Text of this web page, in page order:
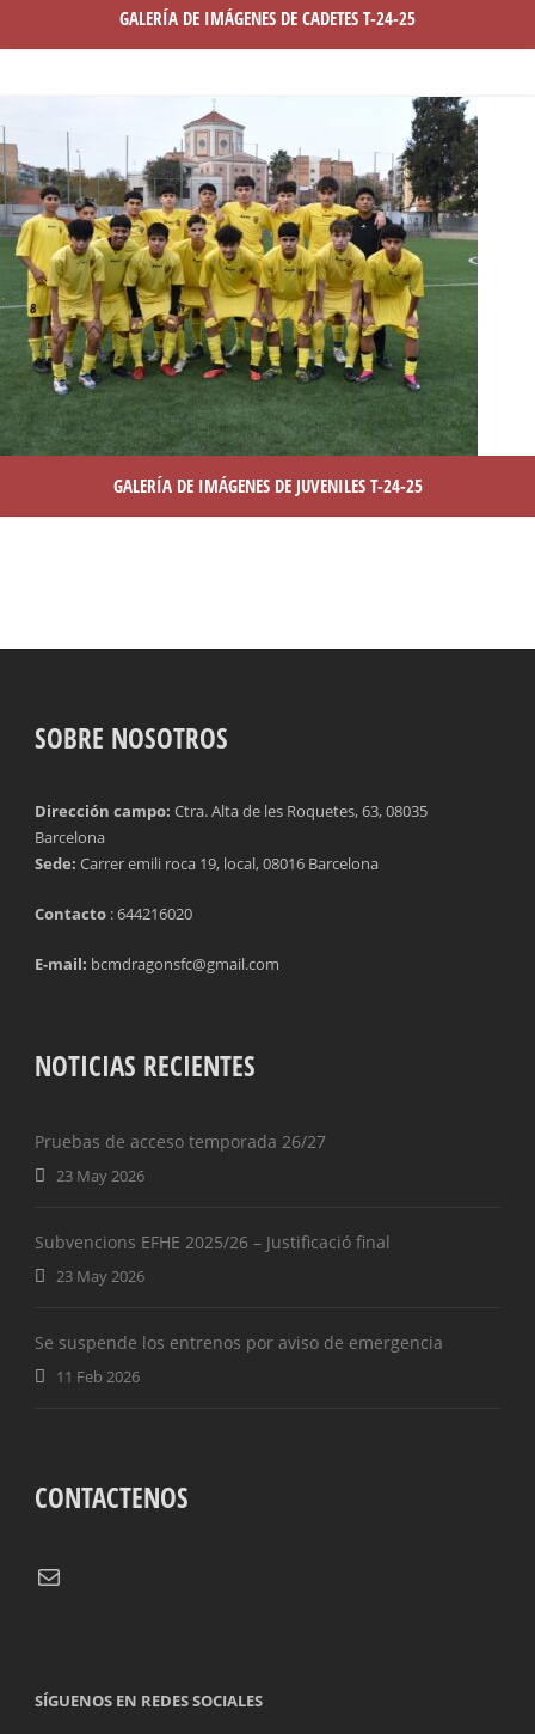
GALERÍA DE IMÁGENES DE CADETES T-24-25
GALERÍA DE IMÁGENES DE JUVENILES T-24-25
SOBRE NOSOTROS
Dirección campo: Ctra. Alta de les Roquetes, 63, 08035
Barcelona
Sede: Carrer emili roca 19, local, 08016 Barcelona
Contacto : 644216020
E-mail: bcmdragonsfc@gmail.com
NOTICIAS RECIENTES
Pruebas de acceso temporada 26/27
23 May 2026
Subvencions EFHE 2025/26 – Justificació final
23 May 2026
Se suspende los entrenos por aviso de emergencia
11 Feb 2026
CONTACTENOS
Correo electrónico
SÍGUENOS EN REDES SOCIALES